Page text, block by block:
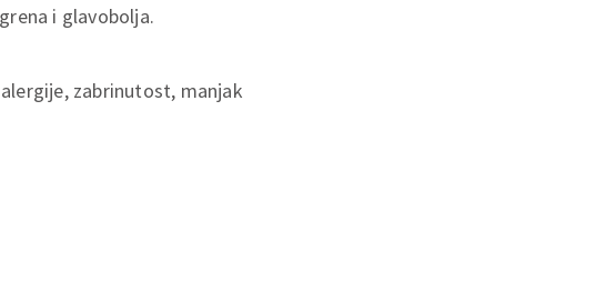
i glavobolja.
zabrinutost, manjak